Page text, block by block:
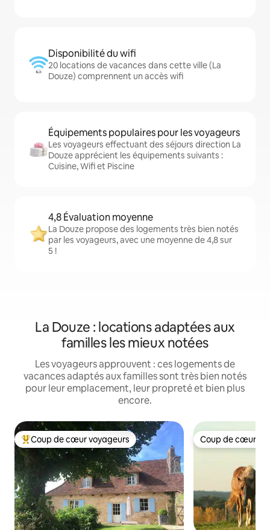
Disponibilité du wifi
20 locations de vacances dans cette ville (La
Douze) comprennent un accès wifi
Équipements populaires pour les voyageurs
Les voyageurs effectuant des séjours direction La
Douze apprécient les équipements suivants :
Cuisine, Wifi et Piscine
4,8 Évaluation moyenne
La Douze propose des logements très bien notés
par les voyageurs, avec une moyenne de 4,8 sur
5 !
La Douze : locations adaptées aux
familles les mieux notées
Les voyageurs approuvent : ces logements de
vacances adaptés aux familles sont très bien notés
pour leur emplacement, leur propreté et bien plus
encore.
Coups de cœur voyageurs les plus appréciés
Coup de cœur voyageurs Coup de cœur
Coup de cœur